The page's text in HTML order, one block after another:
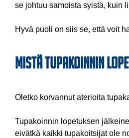
se johtuu samoista syistä, kuin
Hyvä puoli on siis se, että voit
Mistä tupakoinnin
Oletko korvannut aterioita
Tupakoinnin lopetuksen
eivätkä kaikki tupakoitsijat ole